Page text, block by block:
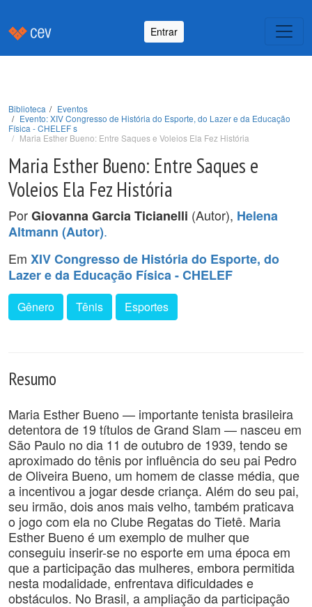
Entrar
Biblioteca
Eventos
Evento: XIV Congresso de História do Esporte, do Lazer e da Educação
Física - CHELEF s
Maria Esther Bueno: Entre Saques e Voleios Ela Fez História
Maria Esther Bueno: Entre Saques e
Voleios Ela Fez História
PorGiovanna Garcia Ticianelli (Autor), Helena
Altmann (Autor).
Em XIV Congresso de História do Esporte, do
Lazer e da Educação Física - CHELEF
Gênero Tênis Esportes
Resumo
Maria Esther Bueno — importante tenista brasileira
detentora de 19 títulos de Grand Slam — nasceu em
São Paulo no dia 11 de outubro de 1939, tendo se
aproximado do tênis por influência do seu pai Pedro
de Oliveira Bueno, um homem de classe média, que
a incentivou a jogar desde criança. Além do seu pai,
seu irmão, dois anos mais velho, também praticava
o jogo com ela no Clube Regatas do Tietê. Maria
Esther Bueno é um exemplo de mulher que
conseguiu inserir-se no esporte em uma época em
que a participação das mulheres, embora permitida
nesta modalidade, enfrentava dificuldades e
obstáculos. No Brasil, a ampliação da participação